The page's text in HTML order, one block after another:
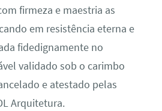
firmeza e maestria as
em resistência eterna e
fidedignamente no
validado sob o carimbo
e atestado pelas
Arquitetura.